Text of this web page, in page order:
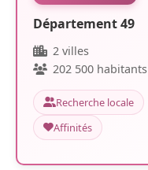
Département 49
2 villes
202 500 habitants
Recherche locale
Affinités